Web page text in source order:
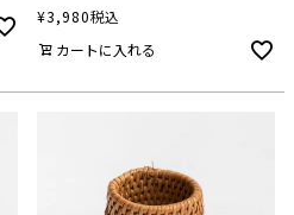
¥3,980税込
カートに入れる